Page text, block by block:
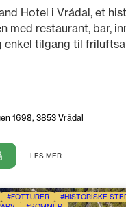
Hotel i Vrådal, et
med restaurant, bar,
enkel tilgang til
1698, 3853 Vrådal
LES MER
FOTTURER
HISTORISKE